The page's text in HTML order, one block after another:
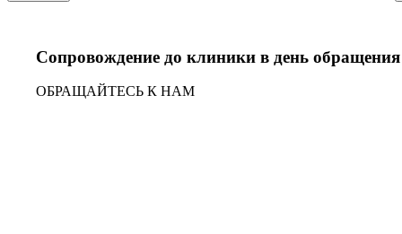
Сопровождение до клиники в день обращения
ОБРАЩАЙТЕСЬ К НАМ